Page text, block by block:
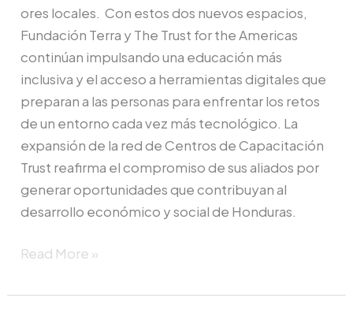
ores locales. Con estos dos nuevos espacios,
Fundación Terra y The Trust for the Americas
continúan impulsando una educación más
inclusiva y el acceso a herramientas digitales que
preparan a las personas para enfrentar los retos
de un entorno cada vez más tecnológico. La
expansión de la red de Centros de Capacitación
Trust reafirma el compromiso de sus aliados por
generar oportunidades que contribuyan al
desarrollo económico y social de Honduras.
Read More »